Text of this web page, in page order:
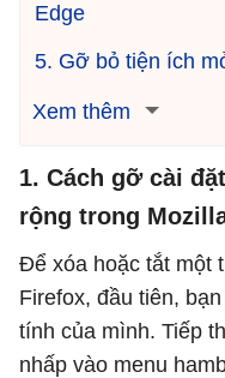
Edge
5. Gỡ bỏ tiện ích
Xem thêm
1. Cách gỡ cài
rộng trong
Để xóa hoặc tắt một
Firefox, đầu tiên,
tính của mình. Tiếp
nhấp vào menu